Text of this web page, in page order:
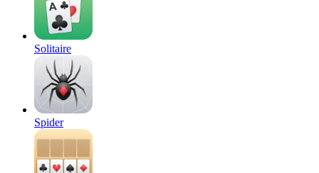
Solitaire
Spider